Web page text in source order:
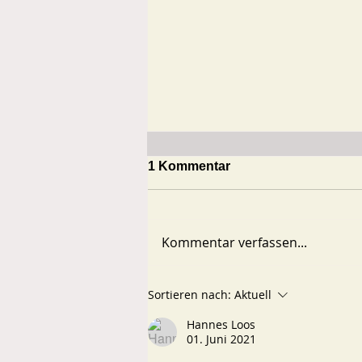
WALD - WASSER -
1 Kommentar
Kommentar verfassen...
Sortieren nach: Aktuell
Hannes Loos
01. Juni 2021